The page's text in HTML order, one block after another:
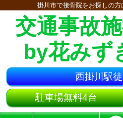
掛川市で接骨院をお探しの
交通事故
by花みず
西掛川駅
駐車場無料4台